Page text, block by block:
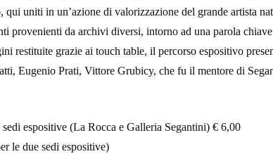
uniti in un’azione di valorizzazione del grande artista
provenienti da archivi diversi, intorno ad una parola
restituite grazie ai touch table, il percorso espositivo
Eugenio Prati, Vittore Grubicy, che fu il mentore di
espositive (La Rocca e Galleria Segantini) € 6,00
le due sedi espositive)